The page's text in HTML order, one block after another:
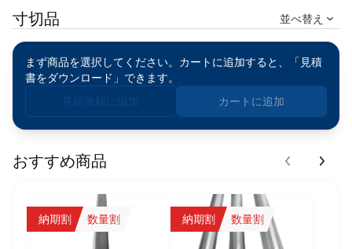
80
寸切品 並べ替え
まず商品を選択してください。カートに追加すると、「見積
書をダウンロード」できます。
見積依頼に追加
カートに追加
おすすめ商品
納期割 数量割 納期割 数量割